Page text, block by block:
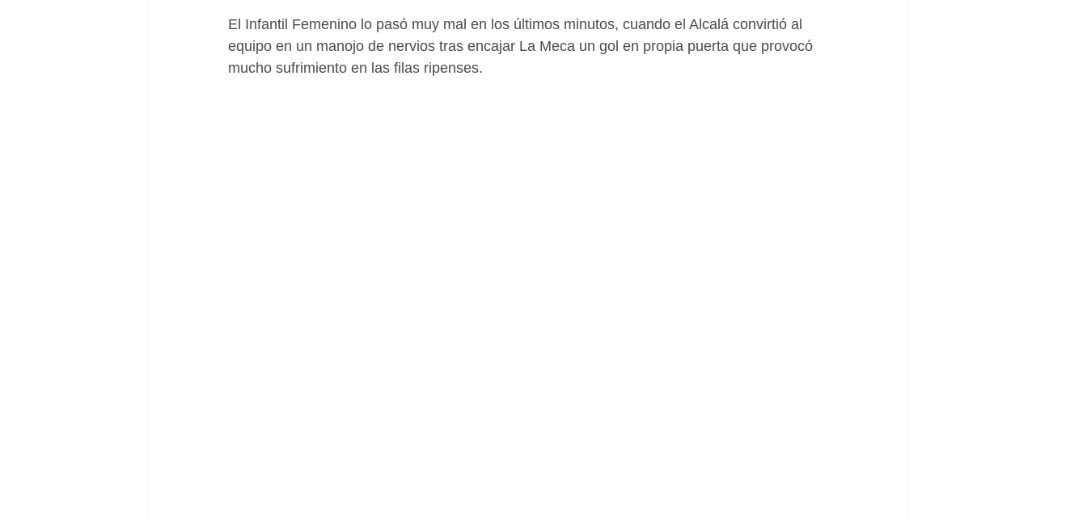
El Infantil Femenino lo pasó muy mal en los últimos minutos, cuando el Alcalá convirtió al
equipo en un manojo de nervios tras encajar La Meca un gol en propia puerta que provocó
mucho sufrimiento en las filas ripenses.